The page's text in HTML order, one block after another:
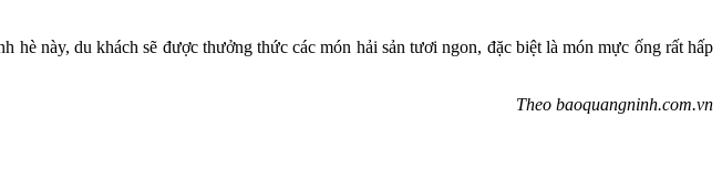
này, du khách sẽ được thưởng thức các món hải sản tươi ngon, đặc biệt là món mực ống rất hấp
Theo baoquangninh.com.vn